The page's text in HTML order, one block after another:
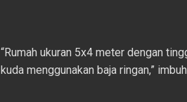
“Rumah ukuran 5x4 meter dengan
kuda menggunakan baja ringan,”